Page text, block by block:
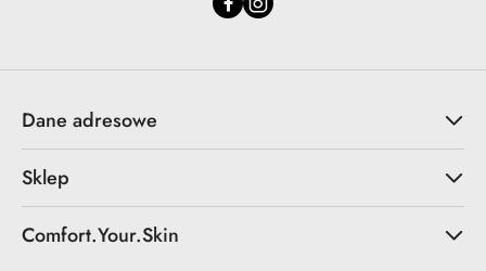
Dane adresowe
Sklep
Comfort.Your.Skin